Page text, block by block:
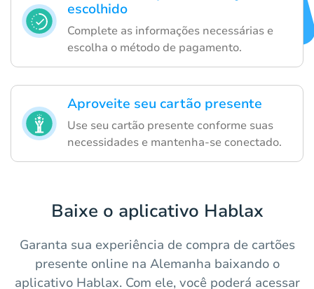
escolhido
Complete as informações necessárias e
escolha o método de pagamento.
Aproveite seu cartão presente
Use seu cartão presente conforme suas
necessidades e mantenha-se conectado.
Baixe o aplicativo Hablax
Garanta sua experiência de compra de cartões
presente online na Alemanha baixando o
aplicativo Hablax. Com ele, você poderá acessar